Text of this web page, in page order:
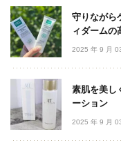
守りながら
ィダームの
2025 年 9 月
素肌を美し
ーション
2025 年 9 月